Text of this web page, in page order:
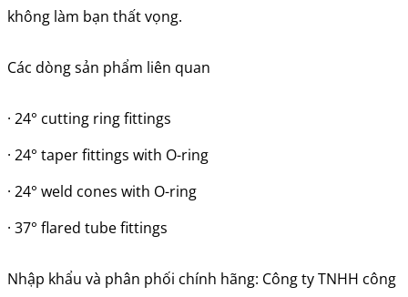
không làm bạn thất vọng.
Các dòng sản phẩm liên quan
· 24° cutting ring fittings
· 24° taper fittings with O-ring
· 24° weld cones with O-ring
· 37° flared tube fittings
Nhập khẩu và phân phối chính hãng: Công ty TNHH công